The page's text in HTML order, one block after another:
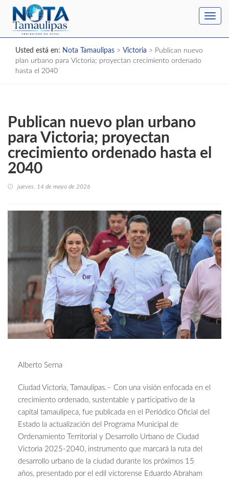
Usted está en: Nota Tamaulipas > Victoria > Publican nuevo
plan urbano para Victoria; proyectan crecimiento ordenado
hasta el 2040
Publican nuevo plan urbano
para Victoria; proyectan
crecimiento ordenado hasta el
2040
jueves, 14 de mayo de 2026
Alberto Serna
Ciudad Victoria, Tamaulipas.– Con una visión enfocada en el
crecimiento ordenado, sustentable y participativo de la
capital tamaulipeca, fue publicada en el Periódico Oficial del
Estado la actualización del Programa Municipal de
Ordenamiento Territorial y Desarrollo Urbano de Ciudad
Victoria 2025-2040, instrumento que marcará la ruta del
desarrollo urbano de la ciudad durante los próximos 15
años, presentado por el edil victorense Eduardo Abraham